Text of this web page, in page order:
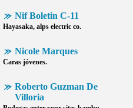
Nif Boletin C-11
Hayasaka, alps electric co.
Nicole Marques
Caras jóvenes.
Roberto Guzman De
Villoria